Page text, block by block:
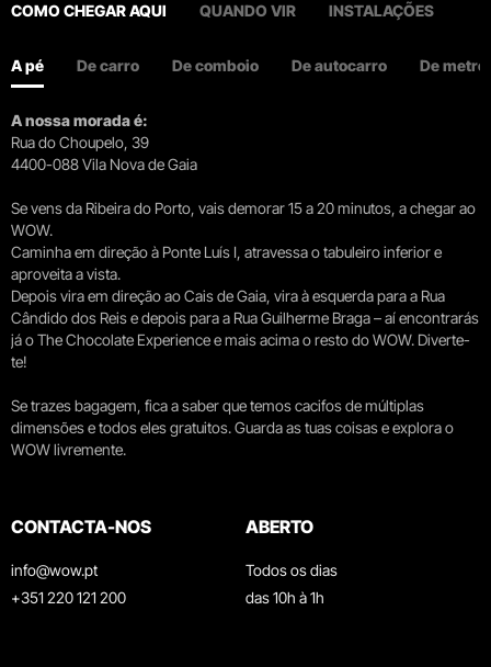
COMO CHEGAR AQUI QUANDO VIR INSTALAÇÕES
A pé De carro De comboio De autocarro De metro
A nossa morada é:
Rua do Choupelo, 39
4400-088 Vila Nova de Gaia
Se vens da Ribeira do Porto, vais demorar 15 a 20 minutos, a chegar ao
WOW.
Caminha em direção à Ponte Luís I, atravessa o tabuleiro inferior e
aproveita a vista.
Depois vira em direção ao Cais de Gaia, vira à esquerda para a Rua
Cândido dos Reis e depois para a Rua Guilherme Braga – aí encontrarás
já o The Chocolate Experience e mais acima o resto do WOW. Diverte-
te!
Se trazes bagagem, fica a saber que temos cacifos de múltiplas
dimensões e todos eles gratuitos. Guarda as tuas coisas e explora o
WOW livremente.
CONTACTA-NOS
info@wow.pt
+351 220 121 200
ABERTO
Todos os dias
das 10h à 1h